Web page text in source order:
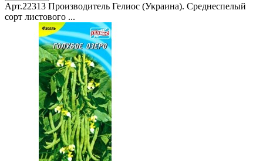
Арт.22313 Производитель Гелиос (Украина). Среднеспелый
сорт листового ...